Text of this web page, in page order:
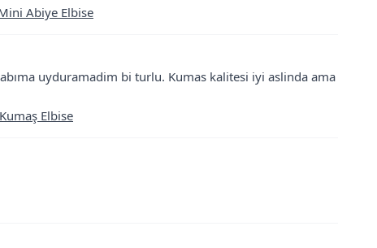
Mini Abiye Elbise
uyduramadim bi turlu. Kumas kalitesi iyi aslinda ama
Elbise